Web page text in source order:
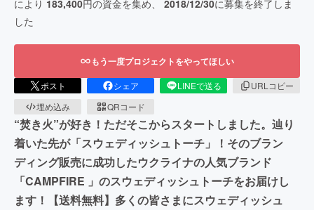
により 183,400円の資金を集め、 2018/12/30に募集を終了しま
した
もう一度プロジェクトをやってほしい
ポスト シェア LINEで送る
URLコピー
埋め込み
QRコード
“焚き火”が好き！ただそこからスタートしました。辿り
着いた先が「スウェディッシュトーチ」！そのブラン
ディング販売に成功したウクライナの人気ブランド
「CAMPFIRE 」のスウェディッシュトーチをお届けし
ます！【送料無料】多くの皆さまにスウェディッシュ